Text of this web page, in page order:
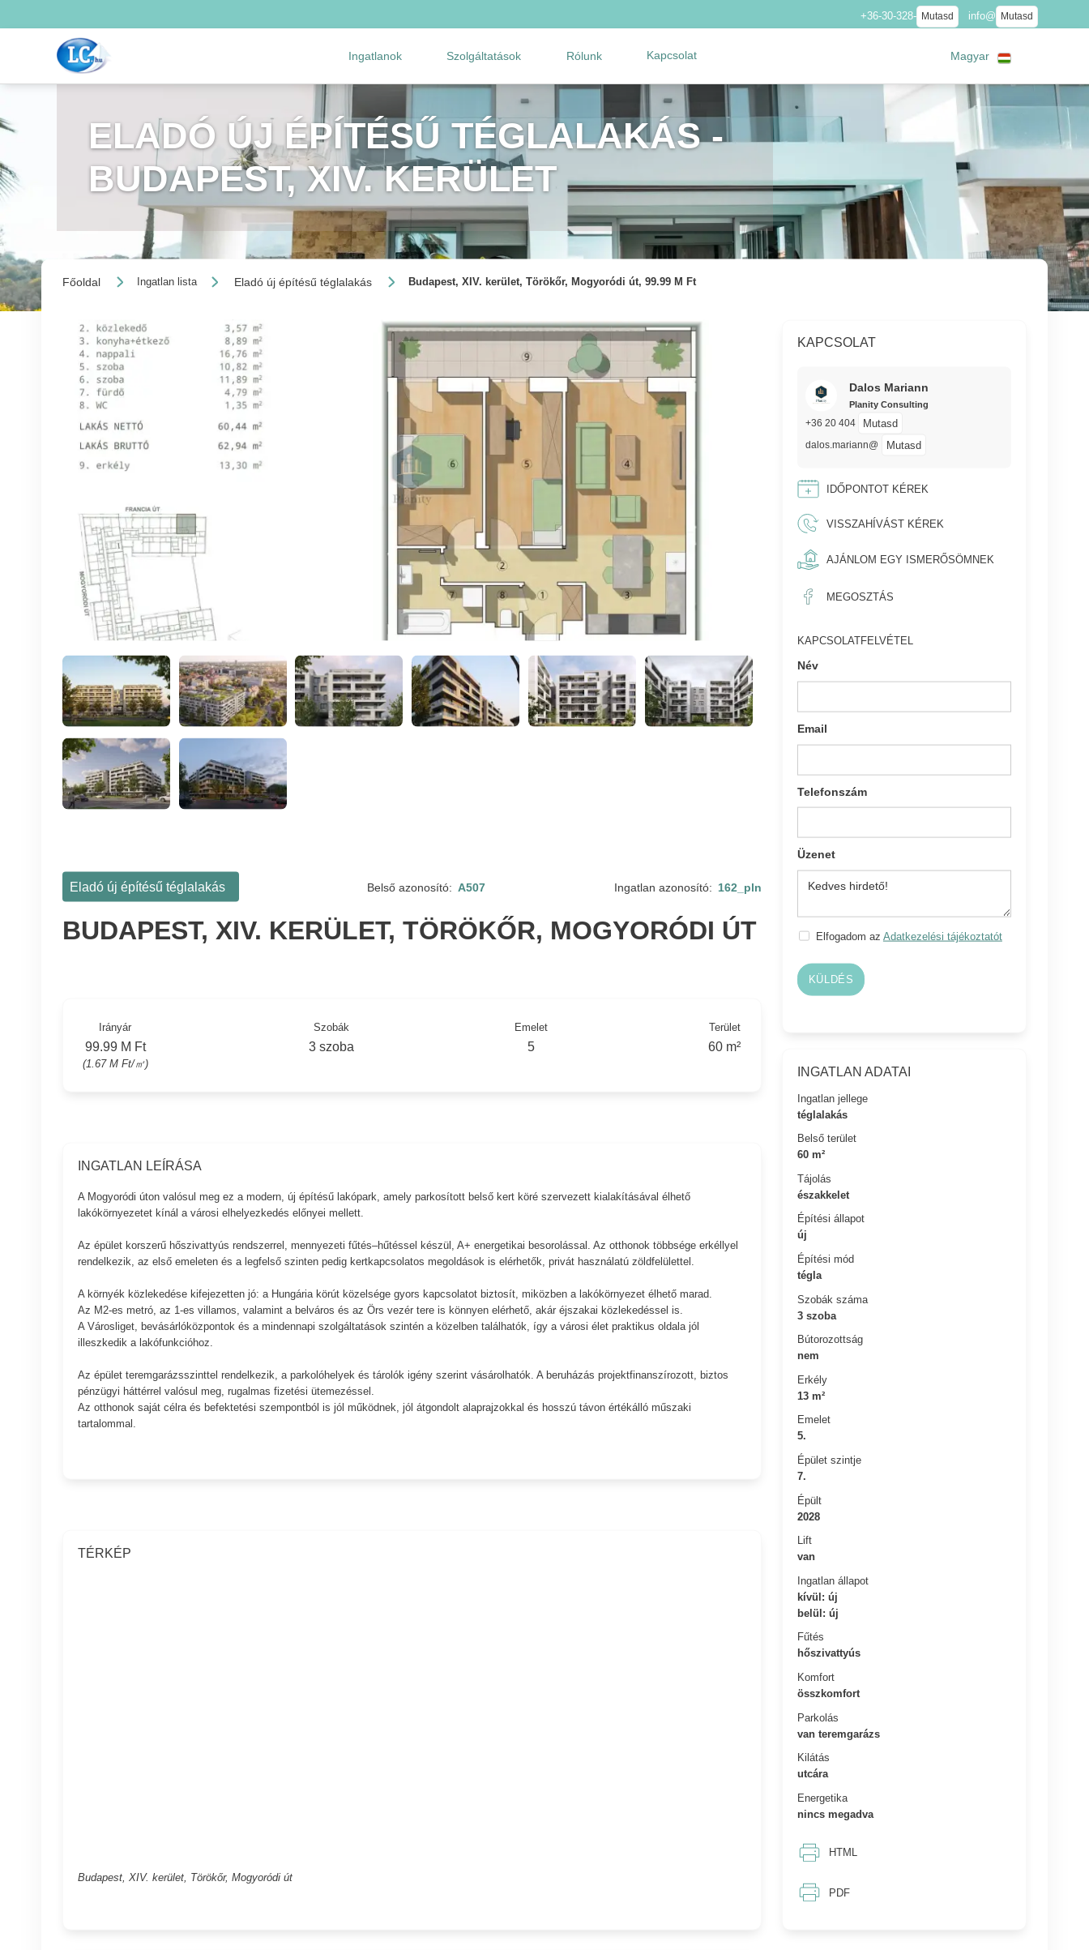
+36-30-328- Mutasd info@ Mutasd
Ingatlanok Szolgáltatások Rólunk Kapcsolat Magyar
ELADÓ ÚJ ÉPÍTÉSŰ TÉGLALAKÁS -
BUDAPEST, XIV. KERÜLET
Főoldal Ingatlan lista Eladó új építésű téglalakás Budapest, XIV. kerület, Törökőr, Mogyoródi út, 99.99 M Ft
KAPCSOLAT
Dalos Mariann
Planity Consulting
+36 20 404 Mutasd
dalos.mariann@ Mutasd
IDŐPONTOT KÉREK
VISSZAHÍVÁST KÉREK
AJÁNLOM EGY ISMERŐSÖMNEK
MEGOSZTÁS
KAPCSOLATFELVÉTEL
Név
Email
Telefonszám
Üzenet
Elfogadom az Adatkezelési tájékoztatót
KÜLDÉS
INGATLAN ADATAI
Ingatlan jellege
téglalakás
Belső terület
60 m²
Tájolás
északkelet
Építési állapot
új
Építési mód
tégla
Szobák száma
3 szoba
Bútorozottság
nem
Erkély
13 m²
Emelet
5.
Épület szintje
7.
Épült
2028
Lift
van
Ingatlan állapot
kívül: új
belül: új
Fűtés
hőszivattyús
Komfort
összkomfort
Parkolás
van teremgarázs
Kilátás
utcára
Energetika
nincs megadva
HTML
PDF
Eladó új építésű téglalakás Belső azonosító: A507 Ingatlan azonosító: 162_pln
BUDAPEST, XIV. KERÜLET, TÖRÖKŐR, MOGYORÓDI ÚT
Irányár
99.99 M Ft
(1.67 M Ft/㎡)
Szobák
3 szoba
Emelet
5
Terület
60 m²
INGATLAN LEÍRÁSA
A Mogyoródi úton valósul meg ez a modern, új építésű lakópark, amely parkosított belső kert köré szervezett kialakításával élhető
lakókörnyezetet kínál a városi elhelyezkedés előnyei mellett.
Az épület korszerű hőszivattyús rendszerrel, mennyezeti fűtés–hűtéssel készül, A+ energetikai besorolással. Az otthonok többsége erkéllyel
rendelkezik, az első emeleten és a legfelső szinten pedig kertkapcsolatos megoldások is elérhetők, privát használatú zöldfelülettel.
A környék közlekedése kifejezetten jó: a Hungária körút közelsége gyors kapcsolatot biztosít, miközben a lakókörnyezet élhető marad.
Az M2-es metró, az 1-es villamos, valamint a belváros és az Örs vezér tere is könnyen elérhető, akár éjszakai közlekedéssel is.
A Városliget, bevásárlóközpontok és a mindennapi szolgáltatások szintén a közelben találhatók, így a városi élet praktikus oldala jól
illeszkedik a lakófunkcióhoz.
Az épület teremgarázsszinttel rendelkezik, a parkolóhelyek és tárolók igény szerint vásárolhatók. A beruházás projektfinanszírozott, biztos
pénzügyi háttérrel valósul meg, rugalmas fizetési ütemezéssel.
Az otthonok saját célra és befektetési szempontból is jól működnek, jól átgondolt alaprajzokkal és hosszú távon értékálló műszaki
tartalommal.
TÉRKÉP
Budapest, XIV. kerület, Törökőr, Mogyoródi út